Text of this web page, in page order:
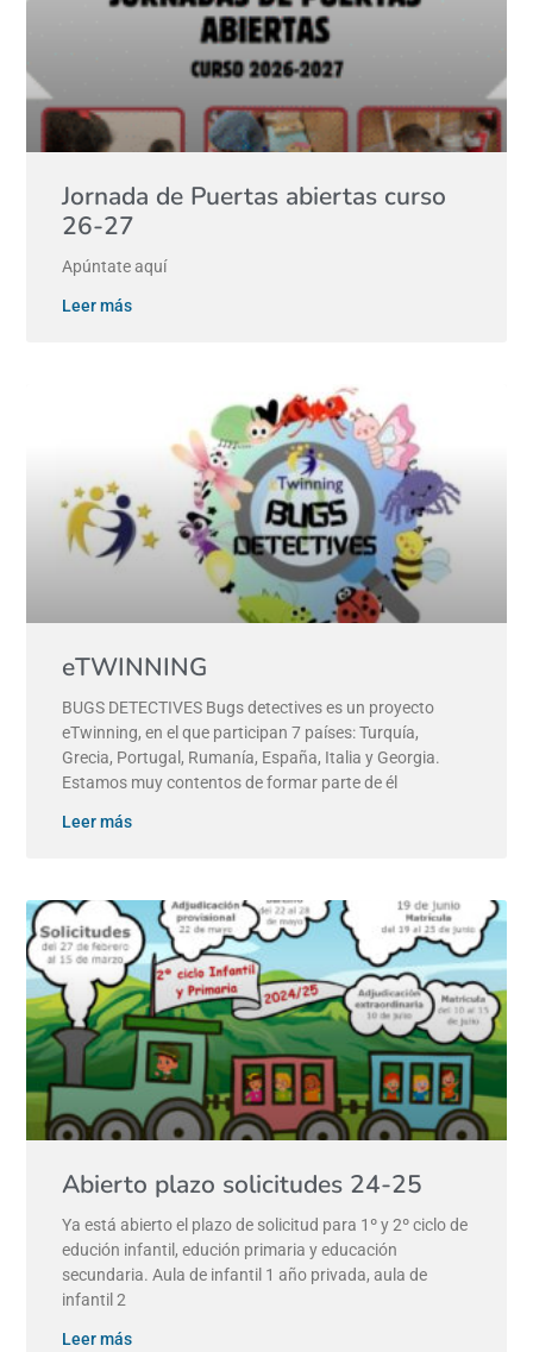
Jornada de Puertas abiertas curso
26-27
Apúntate aquí
Leer más
eTWINNING
BUGS DETECTIVES Bugs detectives es un proyecto
eTwinning, en el que participan 7 países: Turquía,
Grecia, Portugal, Rumanía, España, Italia y Georgia.
Estamos muy contentos de formar parte de él
Leer más
Abierto plazo solicitudes 24-25
Ya está abierto el plazo de solicitud para 1º y 2º ciclo de
edución infantil, edución primaria y educación
secundaria. Aula de infantil 1 año privada, aula de
infantil 2
Leer más